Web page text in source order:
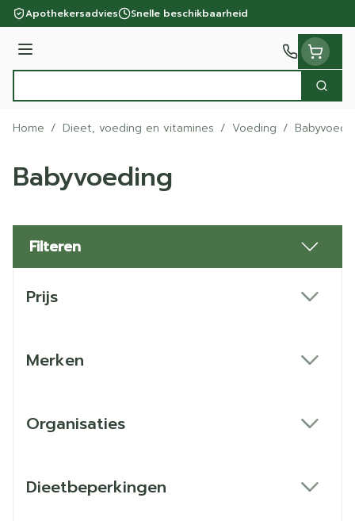
Ga naar de inhoud
Apothekersadvies Snelle beschikbaarheid
Menu
Zoek
Home / Dieet, voeding en vitamines / Voeding /
Babyvoeding
Filteren
Prijs
Merken
Organisaties
Dieetbeperkingen